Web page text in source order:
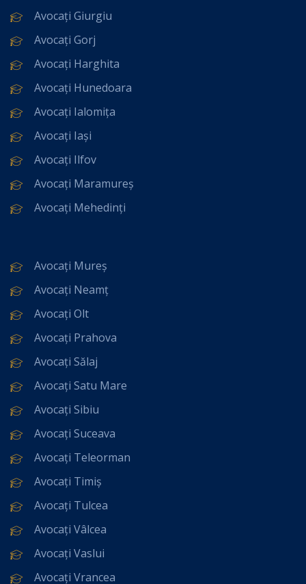
Avocați Giurgiu
Avocați Gorj
Avocați Harghita
Avocați Hunedoara
Avocați Ialomița
Avocați Iași
Avocați Ilfov
Avocați Maramureș
Avocați Mehedinți
Avocați Mureș
Avocați Neamț
Avocați Olt
Avocați Prahova
Avocați Sălaj
Avocați Satu Mare
Avocați Sibiu
Avocați Suceava
Avocați Teleorman
Avocați Timiș
Avocați Tulcea
Avocați Vâlcea
Avocați Vaslui
Avocați Vrancea